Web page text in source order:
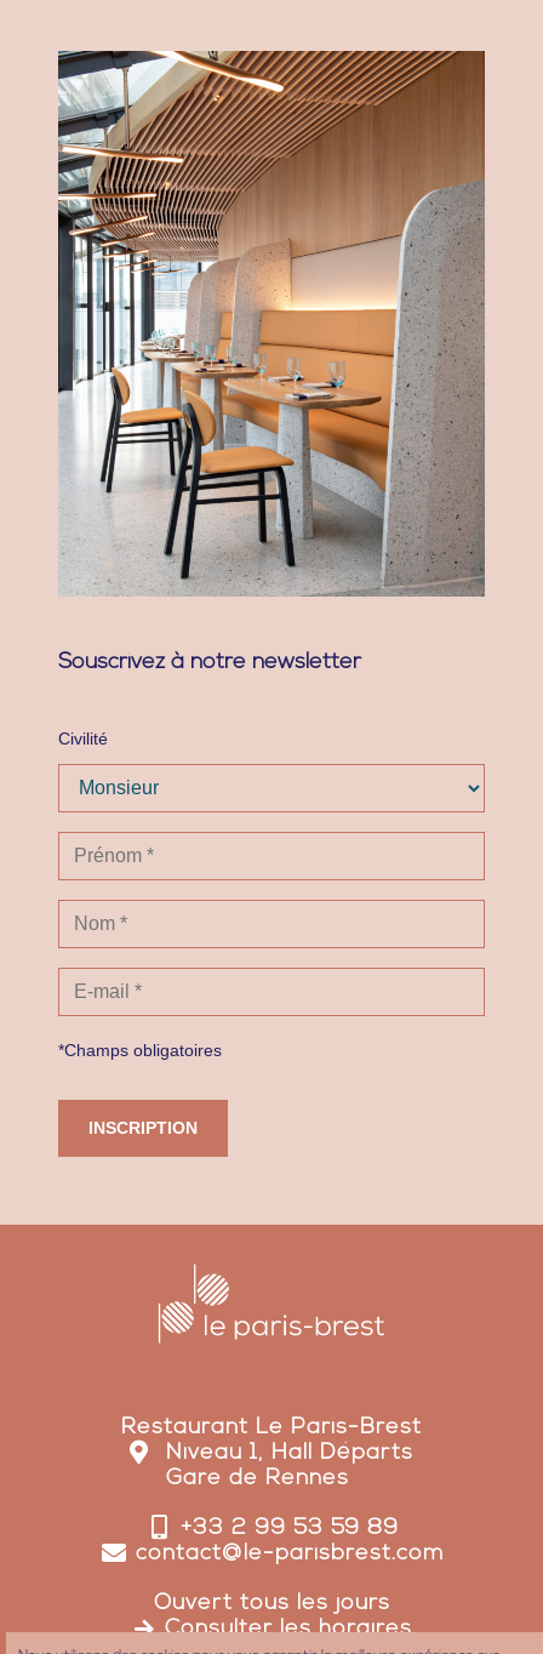
Souscrivez à notre newsletter
Civilité
*Champs obligatoires
INSCRIPTION
Restaurant Le Paris-Brest
Niveau 1, Hall Départs
Gare de Rennes
+33 2 99 53 59 89
contact@le-parisbrest.com
Ouvert tous les jours
Consulter les horaires